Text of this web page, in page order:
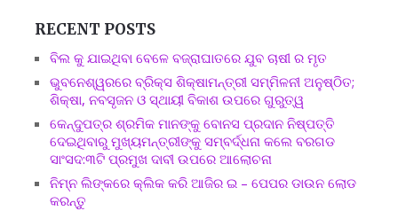
RECENT POSTS
ବିଲ କୁ ଯାଇଥିବା ବେଳେ ବଜ୍ରାଘାତରେ ଯୁବ ଚାଷୀ ର ମୃତ
ଭୁବନେଶ୍ୱରରେ ବ୍ରିକ୍ସ ଶିକ୍ଷାମନ୍ତ୍ରୀ ସମ୍ମିଳନୀ ଅନୁଷ୍ଠିତ;
ଶିକ୍ଷା, ନବସୃଜନ ଓ ସ୍ଥାୟୀ ବିକାଶ ଉପରେ ଗୁରୁତ୍ୱ
କେନ୍ଦୁପତ୍ର ଶ୍ରମିକ ମାନଙ୍କୁ ବୋନସ ପ୍ରଦାନ ନିଷ୍ପତ୍ତି
ଦେଇଥିବାରୁ ମୁଖ୍ୟମନ୍ତ୍ରୀଙ୍କୁ ସମ୍ବର୍ଦ୍ଧନା କଲେ ବରଗଡ
ସାଂସଦ:୩ଟି ପ୍ରମୁଖ ଦାବୀ ଉପରେ ଆଲୋଚନା
ନିମ୍ନ ଲିଙ୍କରେ କ୍ଲିକ କରି ଆଜିର ଇ – ପେପର ଡାଉନ ଲୋଡ
କରନ୍ତୁ